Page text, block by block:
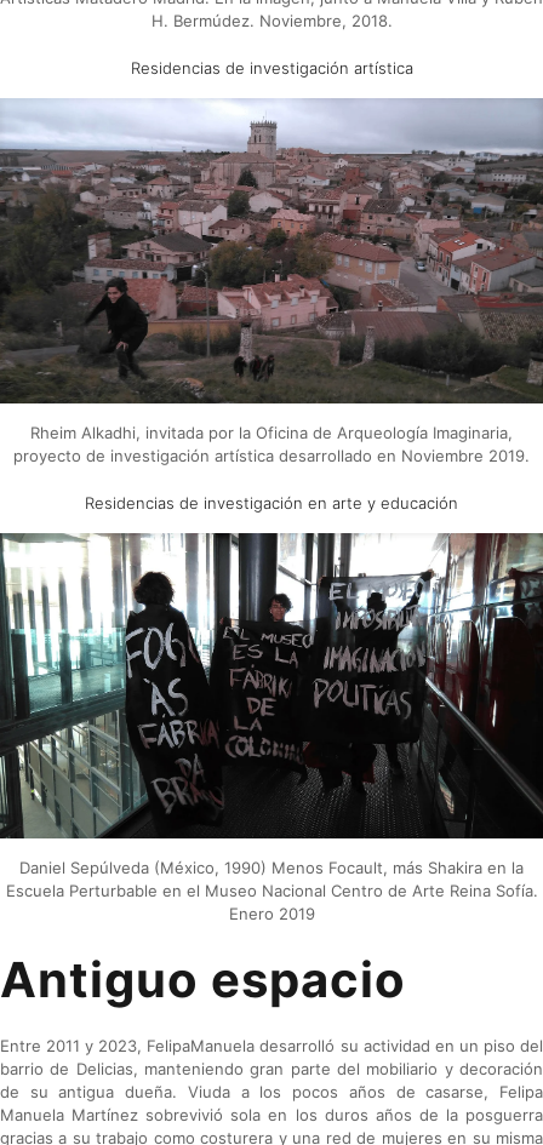
H. Bermúdez. Noviembre, 2018.
Residencias de investigación artística
Rheim Alkadhi, invitada por la Oficina de Arqueología Imaginaria,
proyecto de investigación artística desarrollado en Noviembre 2019.
Residencias de investigación en arte y educación
Daniel Sepúlveda (México, 1990) Menos Focault, más Shakira en la
Escuela Perturbable en el Museo Nacional Centro de Arte Reina Sofía.
Enero 2019
Antiguo espacio
Entre 2011 y 2023, FelipaManuela desarrolló su actividad en un piso del
barrio de Delicias, manteniendo gran parte del mobiliario y decoración
de su antigua dueña. Viuda a los pocos años de casarse, Felipa
Manuela Martínez sobrevivió sola en los duros años de la posguerra
gracias a su trabajo como costurera y una red de mujeres en su misma